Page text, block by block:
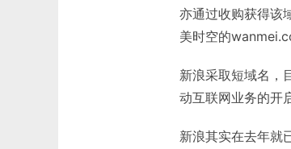
亦通过收购获得该
美时空的
新浪采取短域名，
动互联网业务的开
新浪其实在去年就